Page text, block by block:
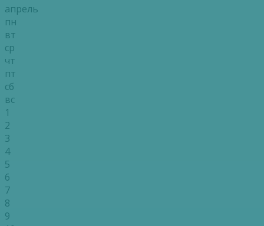
апрель
пн
вт
ср
чт
пт
сб
вс
1
2
3
4
5
6
7
8
9